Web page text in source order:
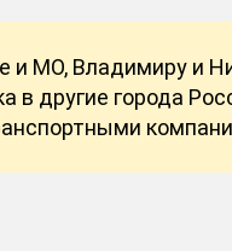
и МО, Владимиру и
в другие города